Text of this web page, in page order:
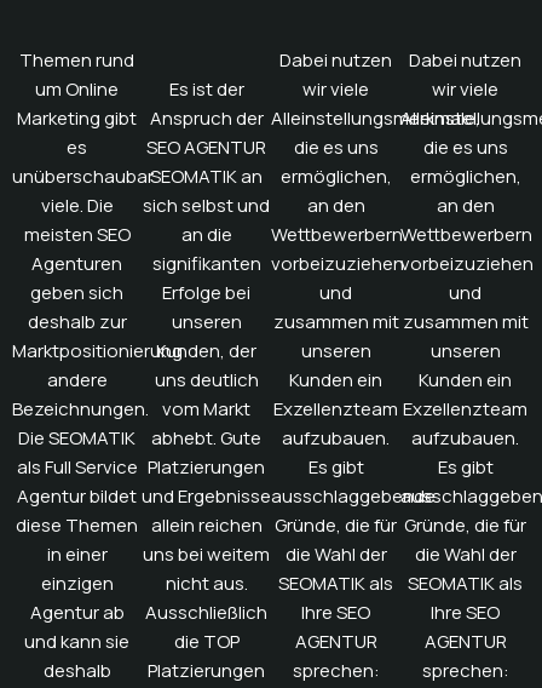
Themen rund
um Online
Marketing gibt
es
unüberschaubar
viele. Die
meisten SEO
Agenturen
geben sich
deshalb zur
Marktpositionierung
andere
Bezeichnungen.
Die SEOMATIK
als Full Service
Agentur bildet
diese Themen
in einer
einzigen
Agentur ab
und kann sie
deshalb
Es ist der
Anspruch der
SEO AGENTUR
SEOMATIK an
sich selbst und
an die
signifikanten
Erfolge bei
unseren
Kunden, der
uns deutlich
vom Markt
abhebt. Gute
Platzierungen
und Ergebnisse
allein reichen
uns bei weitem
nicht aus.
Ausschließlich
die TOP
Platzierungen
Dabei nutzen
wir viele
Alleinstellungsmerkmale,
die es uns
ermöglichen,
an den
Wettbewerbern
vorbeizuziehen
und
zusammen mit
unseren
Kunden ein
Exzellenzteam
aufzubauen.
Es gibt
ausschlaggebende
Gründe, die für
die Wahl der
SEOMATIK als
Ihre SEO
AGENTUR
sprechen:
Dabei nutzen
wir viele
die es uns
ermöglichen,
an den
Wettbewerbern
vorbeizuziehen
und
zusammen mit
unseren
Kunden ein
Exzellenzteam
aufzubauen.
Es gibt
Gründe, die für
die Wahl der
SEOMATIK als
Ihre SEO
AGENTUR
sprechen: